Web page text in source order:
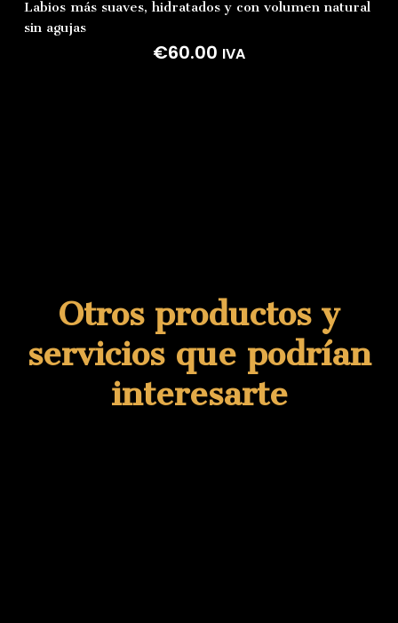
Labios más suaves, hidratadosy con volumen natural
sin agujas
€60.00 IVA
Otros productos y
servicios que podrían
interesarte